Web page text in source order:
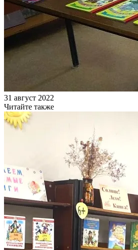
31 август 2022
Читайте также